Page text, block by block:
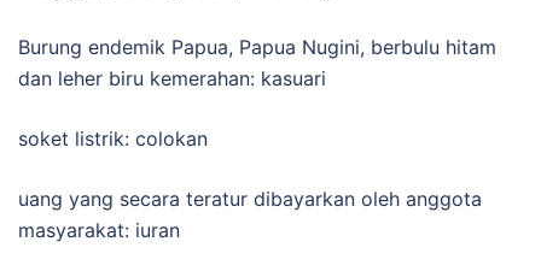
Burung endemik Papua, Papua Nugini, berbulu hitam
dan leher biru kemerahan: kasuari
soket listrik: colokan
uang yang secara teratur dibayarkan oleh anggota
masyarakat: iuran